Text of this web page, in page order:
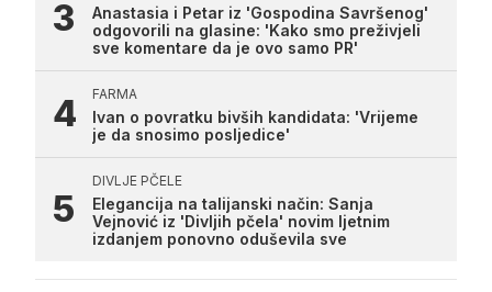
Anastasia i Petar iz 'Gospodina Savršenog'
odgovorili na glasine: 'Kako smo preživjeli
sve komentare da je ovo samo PR'
FARMA
Ivan o povratku bivših kandidata: 'Vrijeme
je da snosimo posljedice'
DIVLJE PČELE
Elegancija na talijanski način: Sanja
Vejnović iz 'Divljih pčela' novim ljetnim
izdanjem ponovno oduševila sve